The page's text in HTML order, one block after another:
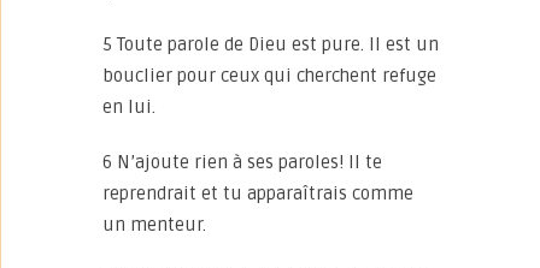
5 Toute parole de Dieu est pure. Il est un
bouclier pour ceux qui cherchent refuge
en lui.
6 N’ajoute rien à ses paroles! Il te
reprendrait et tu apparaîtrais comme
un menteur.